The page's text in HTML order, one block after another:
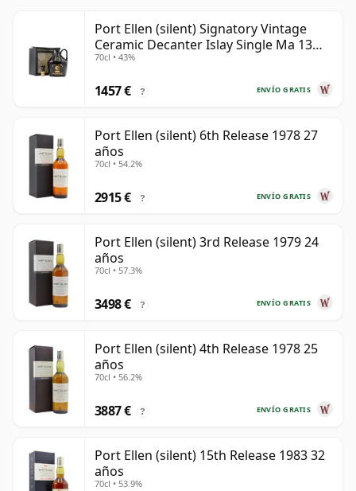
Port Ellen (silent) Signatory Vintage
Ceramic Decanter Islay Single Ma 13
años
70cl • 43%
ENVÍO GRATIS
1457 € ?
Port Ellen (silent) 6th Release 1978 27
años
70cl • 54.2%
ENVÍO GRATIS
2915 € ?
Port Ellen (silent) 3rd Release 1979 24
años
70cl • 57.3%
ENVÍO GRATIS
3498 € ?
Port Ellen (silent) 4th Release 1978 25
años
70cl • 56.2%
ENVÍO GRATIS
3887 € ?
Port Ellen (silent) 15th Release 1983 32
años
70cl • 53.9%